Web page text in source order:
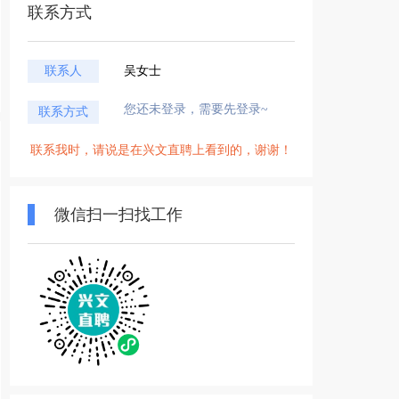
联系方式
联系人 吴女士
联系方式 您还未登录，需要先登录~
联系我时，请说是在兴文直聘上看到的，谢谢！
微信扫一扫找工作